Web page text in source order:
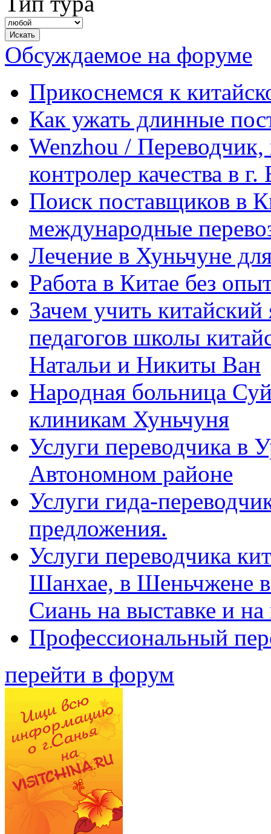
Обсуждаемое на форуме
Прикоснемся к
Как ужать длинные
Wenzhou / Переводчик,
контролер качества в
Поиск поставщиков в
международные
Лечение в Хуньчуне
Работа в Китае без
Зачем учить
педагогов школы
Натальи и Никиты Ван
Народная больница
клиникам Хуньчуня
Услуги переводчика в
Автономном районе
Услуги гида-
предложения.
Услуги переводчика
Шанхае, в Шеньчжене
Сиань на выставке и
Профессиональный
перейти в форум